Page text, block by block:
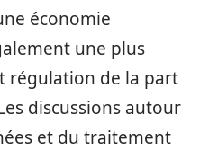
économie
une plus
régulation de la part
discussions autour
et du traitement